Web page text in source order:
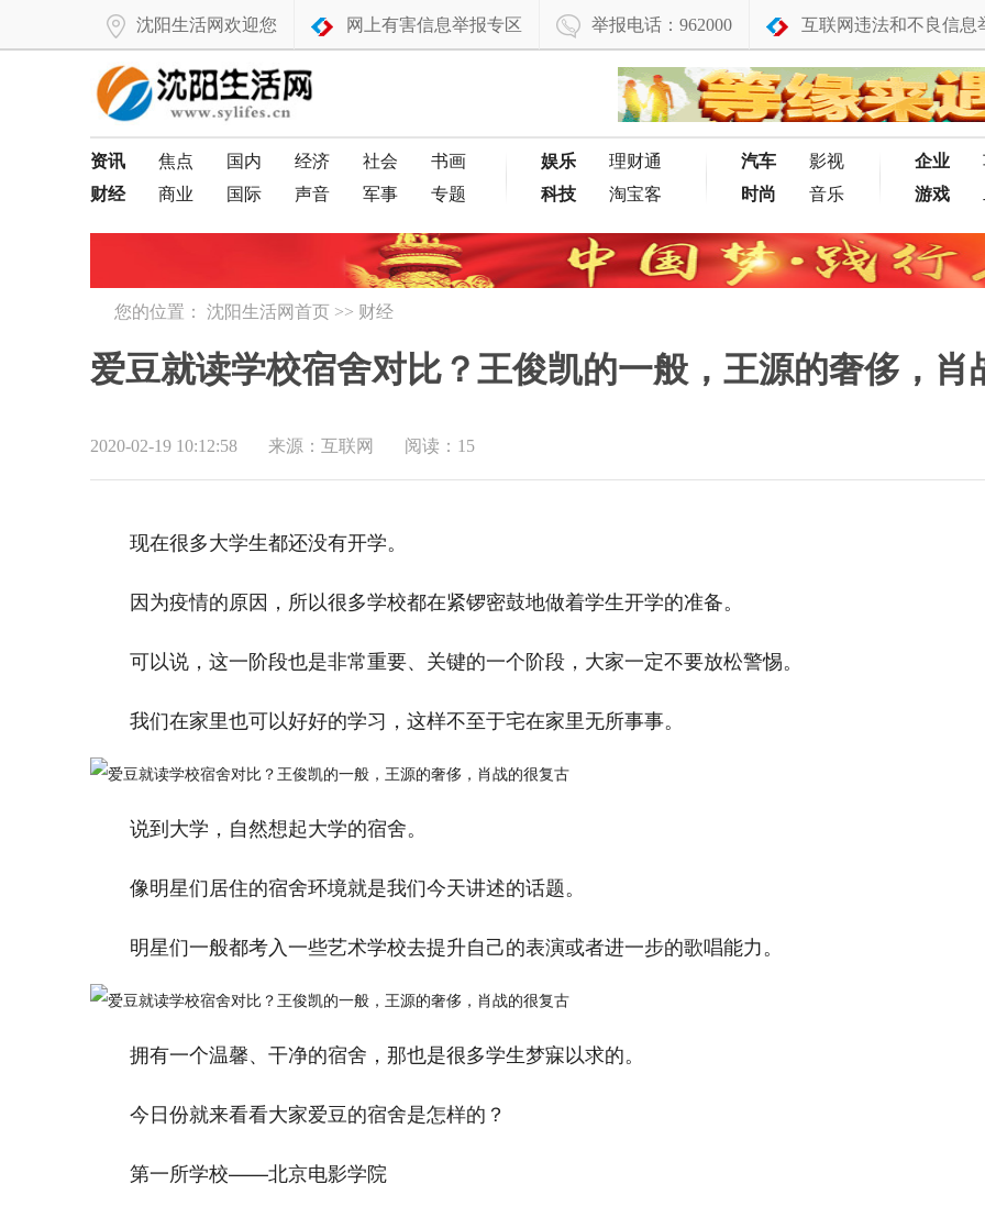
沈阳生活网欢迎您 网上有害信息举报专区 举报电话：962000 互联网违法和不良信息
资讯 焦点 国内 经济 社会
书画
财经
商业 国际 声音 军事 专题
娱乐
理财通
科技
淘宝客
汽车
影视
时尚
音乐
企业
游戏
您的位置： 沈阳生活网首页 >> 财经
爱豆就读学校宿舍对比？王俊凯的一般，王源的奢侈，肖
2020-02-19 10:12:58 来源：互联网 阅读：15
现在很多大学生都还没有开学。
因为疫情的原因，所以很多学校都在紧锣密鼓地做着学生开学的准备。
可以说，这一阶段也是非常重要、关键的一个阶段，大家一定不要放松警惕。
我们在家里也可以好好的学习，这样不至于宅在家里无所事事。
说到大学，自然想起大学的宿舍。
像明星们居住的宿舍环境就是我们今天讲述的话题。
明星们一般都考入一些艺术学校去提升自己的表演或者进一步的歌唱能力。
拥有一个温馨、干净的宿舍，那也是很多学生梦寐以求的。
今日份就来看看大家爱豆的宿舍是怎样的？
第一所学校——北京电影学院